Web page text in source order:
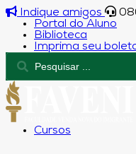
Indique amigos
Portal do Aluno
Biblioteca
Imprima seu
Cursos